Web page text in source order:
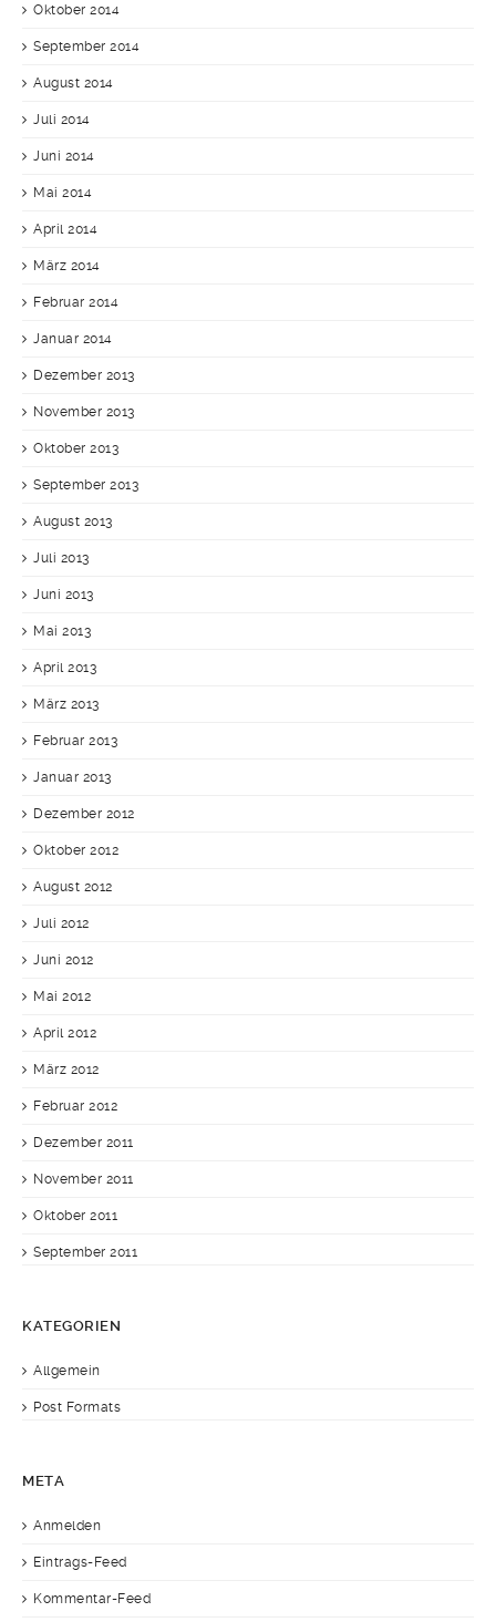
Oktober 2014
September 2014
August 2014
Juli 2014
Juni 2014
Mai 2014
April 2014
März 2014
Februar 2014
Januar 2014
Dezember 2013
November 2013
Oktober 2013
September 2013
August 2013
Juli 2013
Juni 2013
Mai 2013
April 2013
März 2013
Februar 2013
Januar 2013
Dezember 2012
Oktober 2012
August 2012
Juli 2012
Juni 2012
Mai 2012
April 2012
März 2012
Februar 2012
Dezember 2011
November 2011
Oktober 2011
September 2011
KATEGORIEN
Allgemein
Post Formats
META
Anmelden
Eintrags-Feed
Kommentar-Feed